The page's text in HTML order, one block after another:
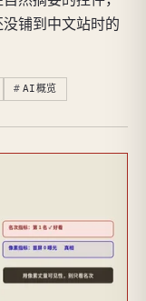
铺到中文站时的
AI概览